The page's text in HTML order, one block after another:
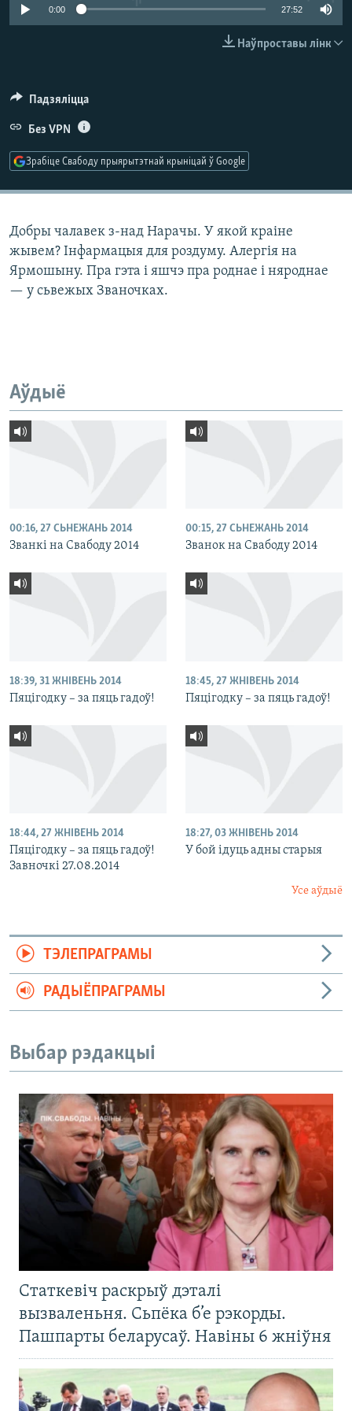
КУЛЬТУРА
МОВА0:00 27:52
Наўпроставы лінк
Падзяліцца
Без VPN
Зрабіце Свабоду прыярытэтнай крыніцай ў Google
Добры чалавек з-над Нарачы. У якой краіне
жывем? Інфармацыя для роздуму. Алергія на
Ярмошыну. Пра гэта і яшчэ пра роднае і няроднае
— у сьвежых Званочках.
Аўдыё
00:16, 27 СЬНЕЖАНЬ 2014
Званкі на Свабоду 2014
00:15, 27 СЬНЕЖАНЬ 2014
Званок на Свабоду 2014
18:39, 31 ЖНІВЕНЬ 2014
Пяцігодку – за пяць гадоў!
18:45, 27 ЖНІВЕНЬ 2014
Пяцігодку – за пяць гадоў!
18:44, 27 ЖНІВЕНЬ 2014
Пяцігодку – за пяць гадоў!
Завночкі 27.08.2014
18:27, 03 ЖНІВЕНЬ 2014
У бой ідуць адны старыя
Усе аўдыё
ТЭЛЕПРАГРАМЫ
РАДЫЁПРАГРАМЫ
Выбар рэдакцыі
Статкевіч раскрыў дэталі
вызваленьня. Сьпёка б’е рэкорды.
Пашпарты беларусаў. Навіны 6 жніўня